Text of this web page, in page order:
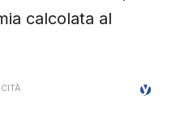
calcolata al